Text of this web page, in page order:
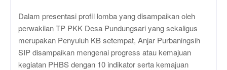
Dalam presentasi profil lomba yang disampaikan oleh
perwakilan TP PKK Desa Pundungsari yang sekaligus
merupakan Penyuluh KB setempat, Anjar Purbaningsih
SIP disampaikan mengenai progress atau kemajuan
kegiatan PHBS dengan 10 indikator serta kemajuan